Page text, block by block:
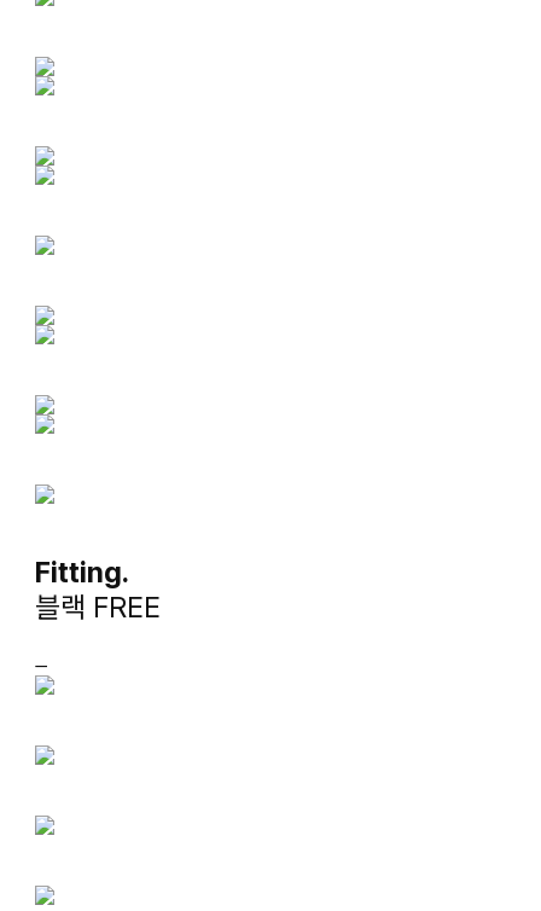
Fitting.
블랙 FREE
ㅡ